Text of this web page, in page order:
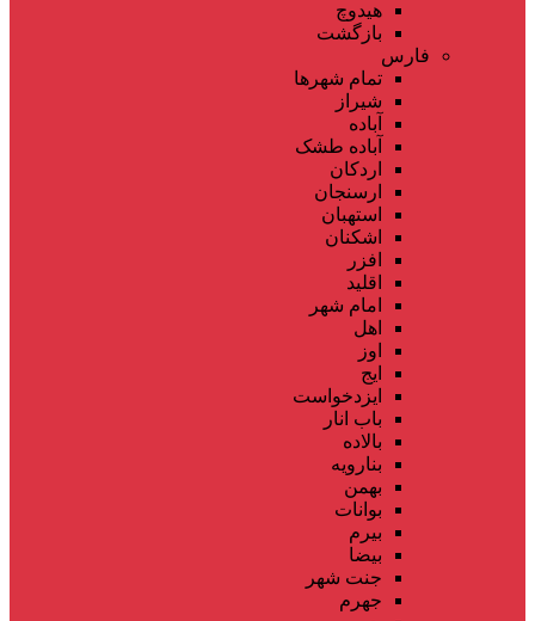
هیدوچ
بازگشت
فارس
تمام شهر‌ها
شیراز
آباده
آباده طشک
اردکان
ارسنجان
استهبان
اشکنان
افزر
اقلید
امام شهر
اهل
اوز
ایج
ایزدخواست
باب انار
بالاده
بنارویه
بهمن
بوانات
بیرم
بیضا
جنت شهر
جهرم